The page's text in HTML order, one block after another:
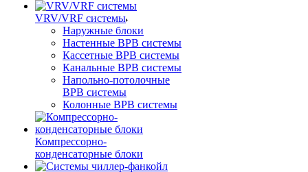
VRV/VRF системы
Наружные блоки
Настенные ВРВ системы
Кассетные ВРВ системы
Канальные ВРВ системы
Напольно-потолочные
ВРВ системы
Колонные ВРВ системы
Компрессорно-
конденсаторные блоки